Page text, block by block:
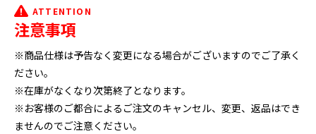
ATTENTION
注意事項
※商品仕様は予告なく変更になる場合がございますのでご了承く
ださい。
※在庫がなくなり次第終了となります。
※お客様のご都合によるご注文のキャンセル、変更、返品はでき
ませんのでご注意ください。